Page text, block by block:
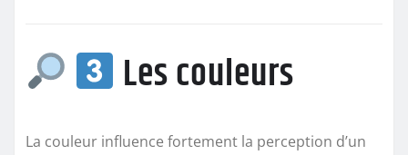
Les couleurs
La couleur influence fortement la perception d’un